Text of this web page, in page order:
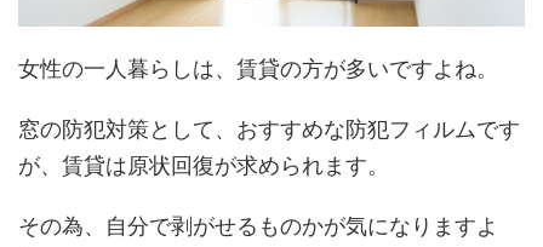
女性の一人暮らしは、賃貸の方が多いですよね。
窓の防犯対策として、おすすめな防犯フィルムです
が、賃貸は原状回復が求められます。
その為、自分で剥がせるものかが気になりますよ